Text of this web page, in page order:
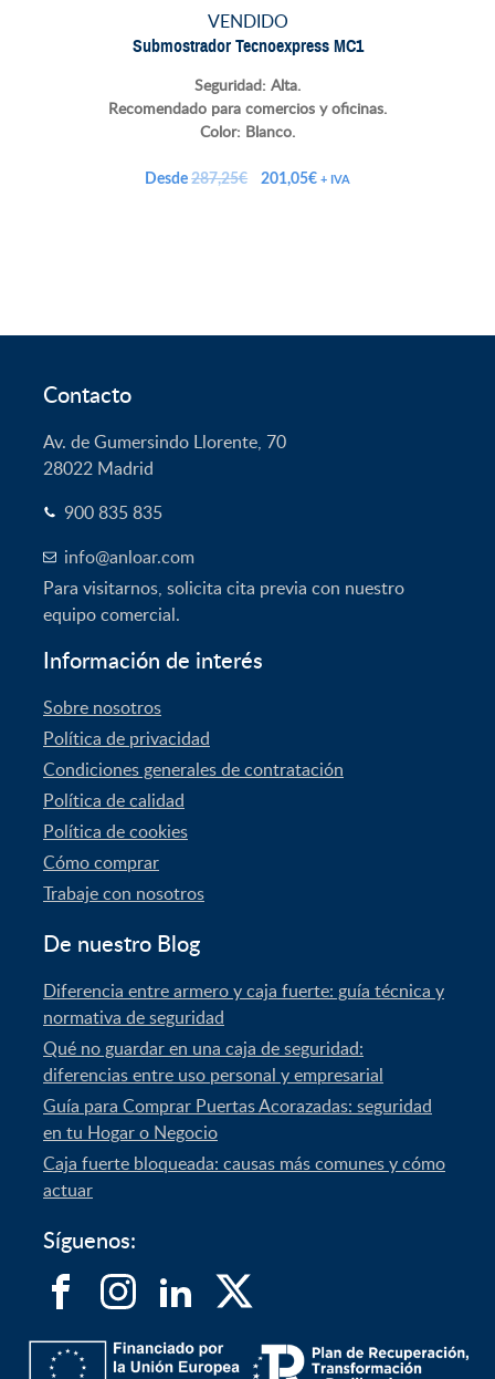
VENDIDO
Submostrador Tecnoexpress MC1
Seguridad: Alta.
Recomendado para comercios y oficinas.
Color: Blanco.
Desde287,25€
El201,05€El+ IVA
Contacto
Av. de Gumersindo Llorente, 70
28022 Madrid
900 835 835
info@anloar.com
Para visitarnos, solicita cita previa con nuestro
equipo comercial.
Información de interés
Sobre nosotros
Política de privacidad
Condiciones generales de contratación
Política de calidad
Política de cookies
Cómo comprar
Trabaje con nosotros
De nuestro Blog
Diferencia entre armero y caja fuerte: guía técnica y
normativa de seguridad
Qué no guardar en una caja de seguridad:
diferencias entre uso personal y empresarial
Guía para Comprar Puertas Acorazadas: seguridad
en tu Hogar o Negocio
Caja fuerte bloqueada: causas más comunes y cómo
actuar
Síguenos: